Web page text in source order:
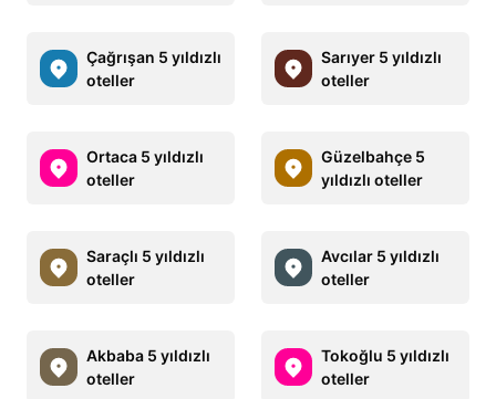
Çağrışan 5 yıldızlı
oteller
Sarıyer 5 yıldızlı
oteller
Ortaca 5 yıldızlı
oteller
Güzelbahçe 5
yıldızlı oteller
Saraçlı 5 yıldızlı
oteller
Avcılar 5 yıldızlı
oteller
Akbaba 5 yıldızlı
oteller
Tokoğlu 5 yıldızlı
oteller